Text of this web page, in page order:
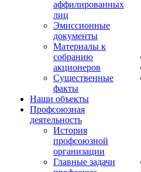
аффилированных
лиц
Эмиссионные
документы
Материалы к
собранию
акционеров
Существенные
факты
Наши объекты
Профсоюзная
деятельность
История
профсоюзной
организации
Главные задачи